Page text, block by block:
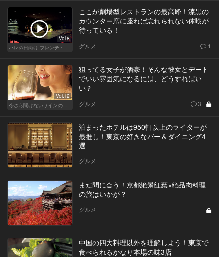
Vol.8
ここが劇場型レストランの最高峰！漆黒の
カウンター席に座れば忘れられない体験が
待っている！
グルメ 1
Vol.12
狙ってる女子が酒豪！そんな彼女とデート
でいい雰囲気になるには、どうすればい
い？
グルメ 3
泊まったホテルは950軒以上のライターが
最推し！東京の好きなバー＆ダイニング4
選
グルメ
まだ間に合う！京都絶景紅葉×絶品肉料理
の旅はいかが？
グルメ
中国の四大料理以外を理解しよう！東京で
食べられるかなり本場の味3店